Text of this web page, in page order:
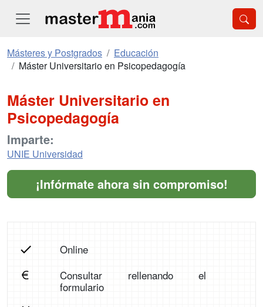
Másteres y Postgrados
Educación
Máster Universitario en Psicopedagogía
Máster Universitario en
Psicopedagogía
Imparte:
UNIE Universidad
¡Infórmate ahora sin compromiso!
Online
Consultar rellenando el
formulario